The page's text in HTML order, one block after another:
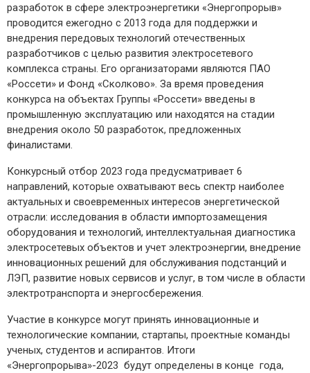
разработок в сфере электроэнергетики «Энергопрорыв»
проводится ежегодно с 2013 года для поддержки и
внедрения передовых технологий отечественных
разработчиков с целью развития электросетевого
комплекса страны. Его организаторами являются ПАО
«Россети» и Фонд «Сколково». За время проведения
конкурса на объектах Группы «Россети» введены в
промышленную эксплуатацию или находятся на стадии
внедрения около 50 разработок, предложенных
финалистами.
Конкурсный отбор 2023 года предусматривает 6
направлений, которые охватывают весь спектр наиболее
актуальных и своевременных интересов энергетической
отрасли: исследования в области импортозамещения
оборудования и технологий, интеллектуальная диагностика
электросетевых объектов и учет электроэнергии, внедрение
инновационных решений для обслуживания подстанций и
ЛЭП, развитие новых сервисов и услуг, в том числе в области
электротранспорта и энергосбережения.
Участие в конкурсе могут принять инновационные и
технологические компании, стартапы, проектные команды
ученых, студентов и аспирантов. Итоги
«Энергопрорыва»-2023 будут определены в конце года,